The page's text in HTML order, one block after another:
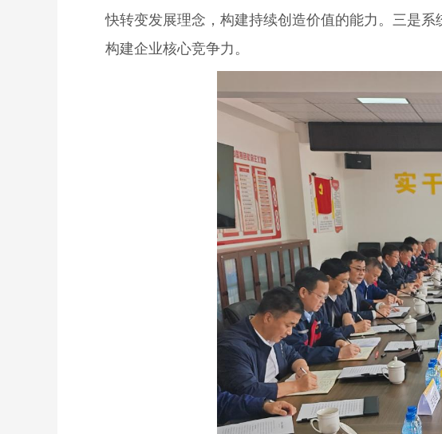
快转变发展理念，构建持续创造价值的能力。三是
构建企业核心竞争力。